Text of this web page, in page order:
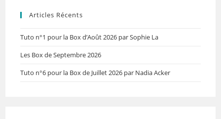
Articles Récents
Tuto n°1 pour la Box d’Août 2026 par Sophie La
Les Box de Septembre 2026
Tuto n°6 pour la Box de Juillet 2026 par Nadia Acker